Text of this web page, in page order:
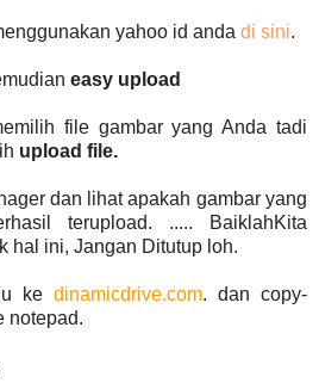
yahoo id anda di sini.
easy upload
file gambar yang Anda tadi
upload file.
dan lihat apakah gambar yang
terupload. ..... BaiklahKita
hal ini, Jangan Ditutup loh.
ke dinamicdrive.com. dan copy-
notepad.